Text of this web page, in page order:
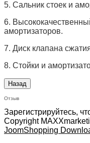
5. Сальник стоек и
6.
амортизаторов.
7. Диск клапана
8. Стойки и
Отзыв
Зарегистрируйтесь,
Copyright
JoomShopping